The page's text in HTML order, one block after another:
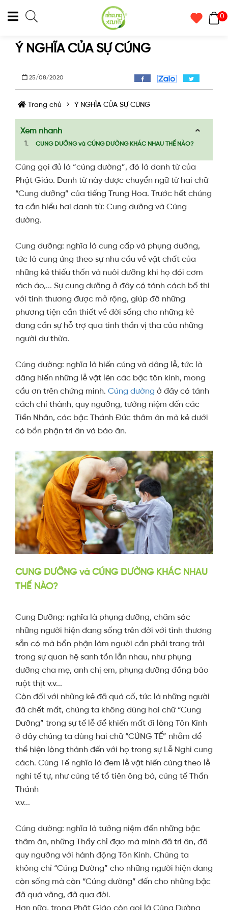
0
Ý NGHĨA CỦA SỰ CÚNG
25/08/2020
Trang chủ Ý NGHĨA CỦA SỰ CÚNG
Xem nhanh
CUNG DƯỠNG và CÚNG DƯỜNG KHÁC NHAU THẾ NÀO?
Cúng gọi đủ là “cúng dường”, đó là danh từ của
Phật Giáo. Danh từ này được chuyển ngữ từ hai chữ
“Cung dưỡng” của tiếng Trung Hoa. Trước hết chúng
ta cần hiểu hai danh từ: Cung dưỡng và Cúng
dường.
Cung dưỡng: nghĩa là cung cấp và phụng dưỡng,
tức là cung ứng theo sự nhu cầu về vật chất của
những kẻ thiếu thốn và nuôi dưỡng khi họ đói cơm
rách áo,... Sự cung dưỡng ở đây có tánh cách bố thí
với tình thương được mở rộng, giúp đỡ những
phương tiện cần thiết về đời sống cho những kẻ
đang cần sự hỗ trợ qua tinh thần vị tha của những
người dư thừa.
Cúng dường: nghĩa là hiến cúng và dâng lễ, tức là
dâng hiến những lễ vật lên các bậc tôn kính, mong
cầu ơn trên chứng minh. Cúng dường ở đây có tánh
cách chí thành, quy ngưỡng, tưởng niệm đến các
Tiền Nhân, các bậc Thánh Đức thâm ân mà kẻ dưới
có bổn phận tri ân và báo ân.
CUNG DƯỠNG và CÚNG DƯỜNG KHÁC NHAU
THẾ NÀO?
Cung Dưỡng: nghĩa là phụng dưỡng, chăm sóc
những người hiện đang sống trên đời với tình thương
sẵn có mà bổn phận làm người cần phải trang trải
trong sự quan hệ sanh tồn lẫn nhau, như phụng
dưỡng cha mẹ, anh chị em, phụng dưỡng đồng bào
ruột thịt v.v...
Còn đối với những kẻ đã quá cố, tức là những người
đã chết mất, chúng ta không dùng hai chữ “Cung
Dưỡng” trong sự tế lễ để khiến mất đi lòng Tôn Kính
ở đây chúng ta dùng hai chữ “CÚNG TẾ” nhằm để
thể hiện lòng thành đến với họ trong sự Lễ Nghi cung
cách. Cúng Tế nghĩa là đem lễ vật hiến cúng theo lễ
nghi tế tự, như cúng tế tổ tiên ông bà, cúng tế Thần
Thánh
v.v...
Cúng dường: nghĩa là tưởng niệm đến những bậc
thâm ân, những Thầy chỉ đạo mà mình đã tri ân, đã
quy ngưỡng với hành động Tôn Kính. Chúng ta
không chỉ “Cúng Dường” cho những người hiện đang
còn sống mà còn “Cúng dường” đến cho những bậc
đã quá vãng, đã qua đời.
Hơn nữa, trong Phật Giáo còn gọi là Cúng Dường